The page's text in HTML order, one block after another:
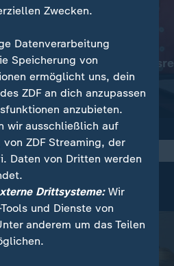
:
Angela Merkel
"Diese
arbeitet"
Video
Zwecken.
Datenverarbeitung
Speicherung von
ermöglicht uns, dein
ZDF an dich anzupassen
anzubieten.
wir ausschließlich auf
ZDF Streaming, der
Daten von Dritten werden
Drittsysteme:Wir
und Dienste von
anderem um das Teilen